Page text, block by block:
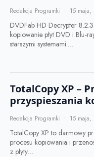
Redakcja Programki 15 maja,
DVDFab HD Decrypter
kopiowanie płyt DVD i Blu-
starszymi systemami.…
TotalCopy XP –
przyspieszania
Redakcja Programki 15 maja,
TotalCopy XP to darmowy
procesu kopiowania i
z płyty…